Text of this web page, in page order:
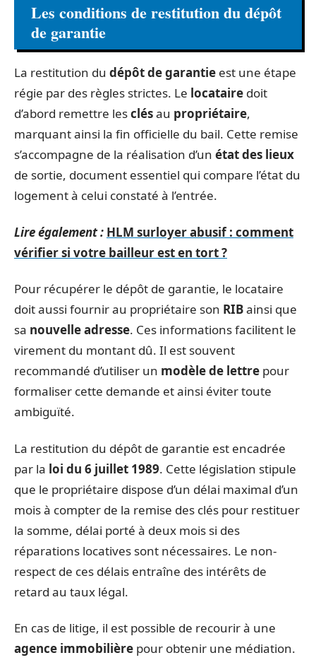
Les conditions de restitution du dépôt
de garantie
La restitution du dépôt de garantie est une étape
régie par des règles strictes. Le locataire doit
d’abord remettre lesclésau propriétaire,
marquant ainsi la fin officielle du bail. Cette remise
s’accompagne de la réalisation d’un état des lieux
de sortie, document essentiel qui compare l’état du
logement à celui constaté à l’entrée.
Lire également : HLM surloyer abusif : comment
vérifier si votre bailleur est en tort ?
Pour récupérer le dépôt de garantie, le locataire
doit aussi fournir au propriétaire son RIBainsi que
sa nouvelle adresse. Ces informations facilitent le
virement du montant dû. Il est souvent
recommandé d’utiliser un modèle de lettre pour
formaliser cette demande et ainsi éviter toute
ambiguïté.
La restitution du dépôt de garantie est encadrée
par la loi du 6 juillet 1989. Cette législation stipule
que le propriétaire dispose d’un délai maximal d’un
mois à compter de la remise des clés pour restituer
la somme, délai porté à deux mois si des
réparations locatives sont nécessaires. Le non-
respect de ces délais entraîne des intérêts de
retard au taux légal.
En cas de litige, il est possible de recourir à une
agence immobilière pour obtenir une médiation.